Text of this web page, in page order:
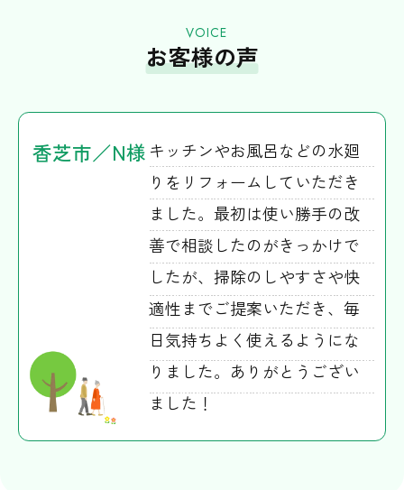
VOICE
お客様の声
香芝市／N様 キッチンやお風呂などの水廻
りをリフォームしていただき
ました。最初は使い勝手の改
善で相談したのがきっかけで
したが、掃除のしやすさや快
適性までご提案いただき、毎
日気持ちよく使えるようにな
りました。ありがとうござい
ました！